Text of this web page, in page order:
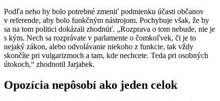
Podľa neho by bolo potrebné zmeniť podmienku účasti občanov
v referende, aby bolo funkčným nástrojom. Pochybuje však, že by
sa na tom politici dokázali zhodnúť. „Rozprava o tom nebude, nie je
s kým. Nech sa rozprávate v parlamente o čomkoľvek, či je to
nejaký zákon, alebo odvolávanie niekoho z funkcie, tak vždy
skončíte pri vulgarizmoch a tam, kde nechcete. Teda pri osobných
útokoch,“ zhodnotil Jarjabek.
Opozícia nepôsobí ako jeden celok